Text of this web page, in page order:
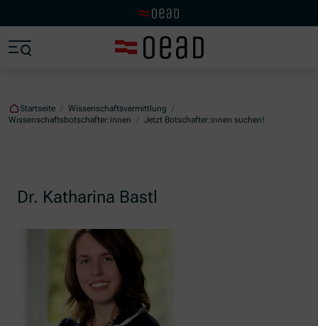
Startseite / Wissenschaftsvermittlung /
Wissenschaftsbotschafter:innen / Jetzt Botschafter:innen suchen!
Dr. Katharina Bastl